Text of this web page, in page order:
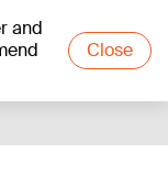
and
Close